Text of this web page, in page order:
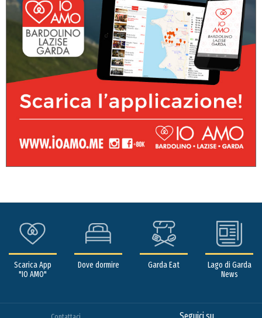
Scarica App
"IO AMO"
Dove dormire Garda Eat
Lago di Garda
News